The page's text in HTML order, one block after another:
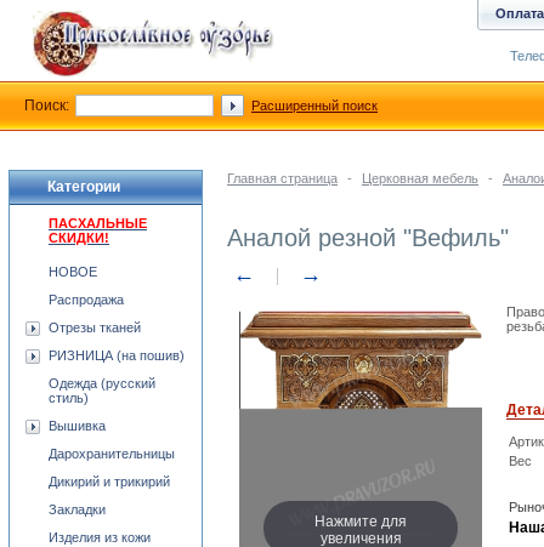
Главная страница - Церковная мебель -
Аналой резной "Вефиль"
← →
Нажмите для
увеличения
Вес
Категории
ПАСХАЛЬНЫЕ
СКИДКИ!
НОВОЕ
Распродажа
Отрезы тканей
РИЗНИЦА (на пошив)
Одежда (русский
стиль)
Вышивка
Дарохранительницы
Дикирий и трикирий
Закладки
Изделия из кожи
Оплата
Поиск: Расширенный поиск